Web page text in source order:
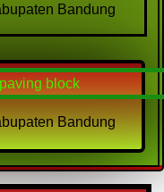
Bandung
Bandung